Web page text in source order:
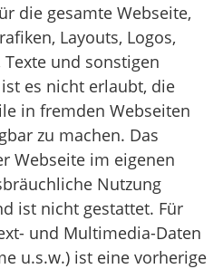
die gesamte Webseite,
Layouts, Logos,
Texte und sonstigen
es nicht erlaubt, die
in fremden Webseiten
zu machen. Das
Webseite im eigenen
Nutzung
ist nicht gestattet. Für
und Multimedia-Daten
u.s.w.) ist eine vorherige